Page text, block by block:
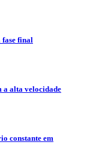
fase final
a alta velocidade
constante em